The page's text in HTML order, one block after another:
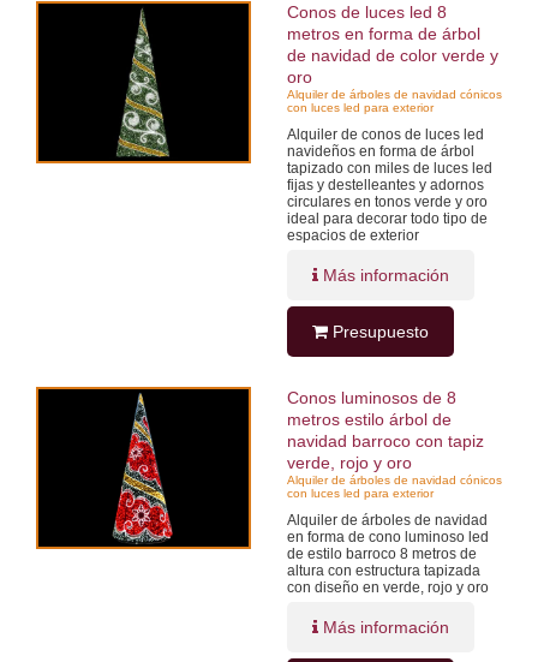
Conos de luces led 8
metros en forma de árbol
de navidad de color verde y
oro
Alquiler de árboles de navidad cónicos
con luces led para exterior
Alquiler de conos de luces led
navideños en forma de árbol
tapizado con miles de luces led
fijas y destelleantes y adornos
circulares en tonos verde y oro
ideal para decorar todo tipo de
espacios de exterior
Más información
Presupuesto
Conos luminosos de 8
metros estilo árbol de
navidad barroco con tapiz
verde, rojo y oro
Alquiler de árboles de navidad cónicos
con luces led para exterior
Alquiler de árboles de navidad
en forma de cono luminoso led
de estilo barroco 8 metros de
altura con estructura tapizada
con diseño en verde, rojo y oro
Más información